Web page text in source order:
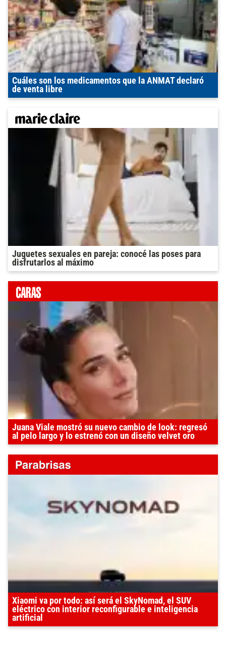
Cuáles son los medicamentos que la ANMAT declaró
de venta libre
Juguetes sexuales en pareja: conocé las poses para
disfrutarlos al máximo
Juana Viale mostró su nuevo cambio de look: regresó
al pelo largo y lo estrenó con un diseño velvet oro
Xiaomi va por todo: así será el SkyNomad, el SUV
eléctrico con interior reconfigurable e inteligencia
artificial